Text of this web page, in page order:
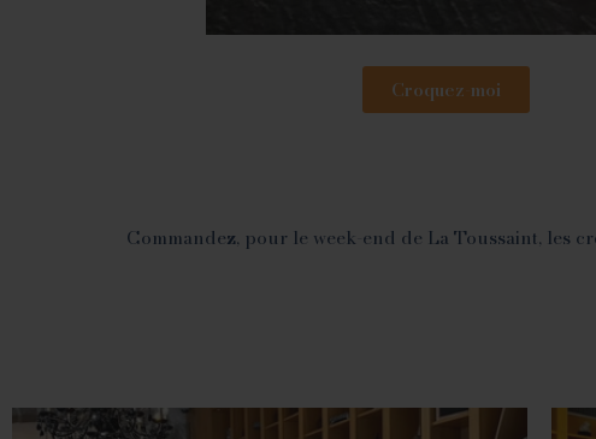
Croquez-moi
Commandez, pour le week-end de La Toussaint, les